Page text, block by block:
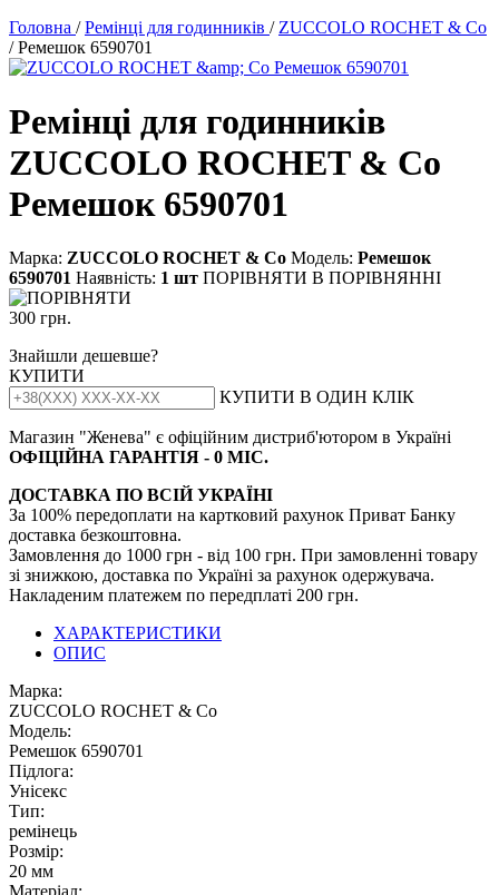
Головна /Ремінці для годинників / ZUCCOLO ROCHET & Cо
/ Ремешок 6590701
Ремінці для годинників
ZUCCOLO ROCHET & Cо
Ремешок 6590701
Марка: ZUCCOLO ROCHET & Cо Модель: Ремешок
6590701 Наявність: 1 шт ПОРІВНЯТИ В ПОРІВНЯННІ
300 грн.
Знайшли дешевше?
КУПИТИ
КУПИТИ В ОДИН КЛІК
Магазин "Женева" є офіційним дистриб'ютором в Україні
ОФІЦІЙНА ГАРАНТІЯ - 0 МІС.
ДОСТАВКА ПО ВСІЙ УКРАЇНІ
За 100% передоплати на картковий рахунок Приват Банку
доставка безкоштовна.
Замовлення до 1000 грн - від 100 грн. При замовленні товару
зі знижкою, доставка по Україні за рахунок одержувача.
Накладеним платежем по передплаті 200 грн.
ХАРАКТЕРИСТИКИ
ОПИС
Марка:
ZUCCOLO ROCHET & Cо
Модель:
Ремешок 6590701
Підлога:
Унісекс
Тип:
ремінець
Розмір:
20 мм